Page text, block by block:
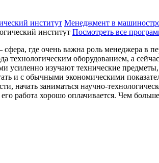
институт Менеджмент в
Посмотреть все
сфера, где очень важна роль менеджера в
технологическим оборудованием, а
усиленно изучают технические
и с обычными экономическими
начать заниматься научно-
работа хорошо оплачивается. Чем